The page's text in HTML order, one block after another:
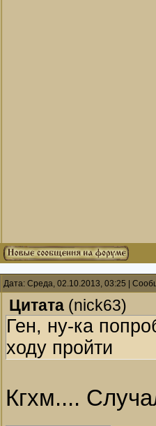
Дата: Среда, 02.10.2013, 03:25 |
Цитата (nick63)
Ген, ну-ка
ходу пройти
Кгхм....